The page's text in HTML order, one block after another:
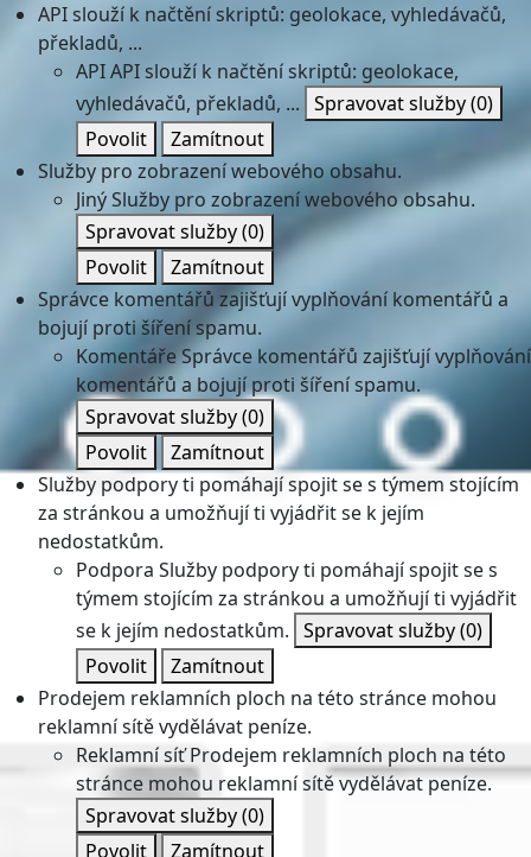
API slouží k načtění skriptů: geolokace, vyhledávačů,
překladů, ...
APIAPI slouží k načtění skriptů: geolokace,
vyhledávačů, překladů, ... Spravovat služby(0)
Povolit
Zamítnout
Služby pro zobrazení webového obsahu.
JinýSlužby pro zobrazení webového obsahu.
Spravovat služby(0)
Povolit
Zamítnout
Správce komentářů zajišťují vyplňování komentářů a
bojují proti šíření spamu.
KomentářeSprávce komentářů zajišťují vyplňování
komentářů a bojují proti šíření spamu.
Spravovat služby(0)
Povolit
Zamítnout
Služby podpory ti pomáhají spojit se s týmem stojícím
za stránkou a umožňují ti vyjádřit se k jejím
nedostatkům.
Podpora Služby podpory ti pomáhají spojit se s
týmem stojícím za stránkou a umožňují ti vyjádřit
se k jejím nedostatkům. Spravovat služby(0)
Povolit
Zamítnout
Prodejem reklamních ploch na této stránce mohou
reklamní sítě vydělávat peníze.
Reklamní síť Prodejem reklamních ploch na této
stránce mohou reklamní sítě vydělávat peníze.
Spravovat služby(0)
Povolit
Zamítnout